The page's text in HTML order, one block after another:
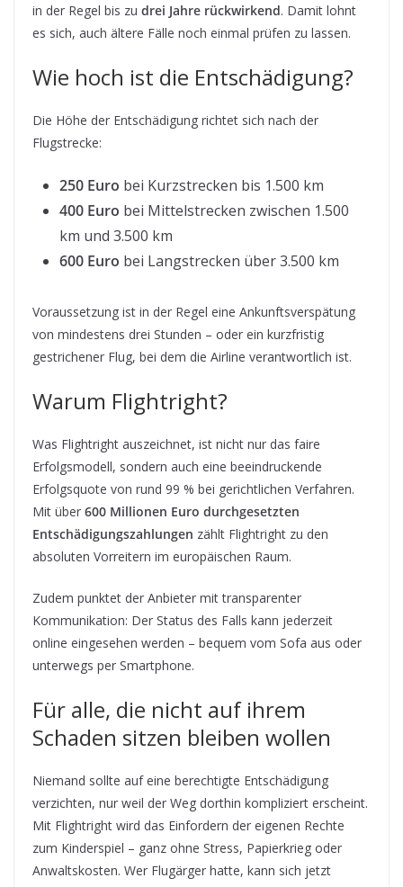
in der Regel bis zu drei Jahre rückwirkend. Damit lohnt
es sich, auch ältere Fälle noch einmal prüfen zu lassen.
Wie hoch ist die Entschädigung?
Die Höhe der Entschädigung richtet sich nach der
Flugstrecke:
250 Euro bei Kurzstrecken bis 1.500 km
400 Euro bei Mittelstrecken zwischen 1.500
km und 3.500 km
600 Euro bei Langstrecken über 3.500 km
Voraussetzung ist in der Regel eine Ankunftsverspätung
von mindestens drei Stunden – oder ein kurzfristig
gestrichener Flug, bei dem die Airline verantwortlich ist.
Warum Flightright?
Was Flightright auszeichnet, ist nicht nur das faire
Erfolgsmodell, sondern auch eine beeindruckende
Erfolgsquote von rund 99 % bei gerichtlichen Verfahren.
Mit über 600 Millionen Euro durchgesetzten
Entschädigungszahlungen zählt Flightright zu den
absoluten Vorreitern im europäischen Raum.
Zudem punktet der Anbieter mit transparenter
Kommunikation: Der Status des Falls kann jederzeit
online eingesehen werden – bequem vom Sofa aus oder
unterwegs per Smartphone.
Für alle, die nicht auf ihrem
Schaden sitzen bleiben wollen
Niemand sollte auf eine berechtigte Entschädigung
verzichten, nur weil der Weg dorthin kompliziert erscheint.
Mit Flightright wird das Einfordern der eigenen Rechte
zum Kinderspiel – ganz ohne Stress, Papierkrieg oder
Anwaltskosten. Wer Flugärger hatte, kann sich jetzt